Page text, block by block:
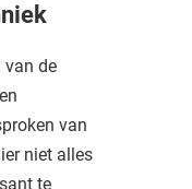
van de
van
niet alles
te